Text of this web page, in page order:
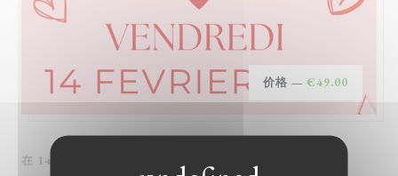
价格 — €49.00
在 14/02/2025 从 19H30 到 23H30